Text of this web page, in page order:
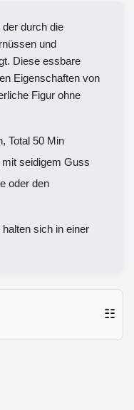
durch die
und
Diese essbare
Eigenschaften von
Figur ohne
Total 50 Min
seidigem Guss
oder den
sich in einer
☷